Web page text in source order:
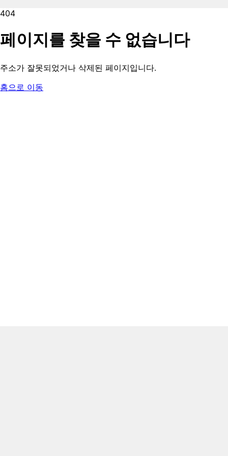
404
페이지를 찾을 수 없습니다
주소가 잘못되었거나 삭제된 페이지입니다.
홈으로 이동